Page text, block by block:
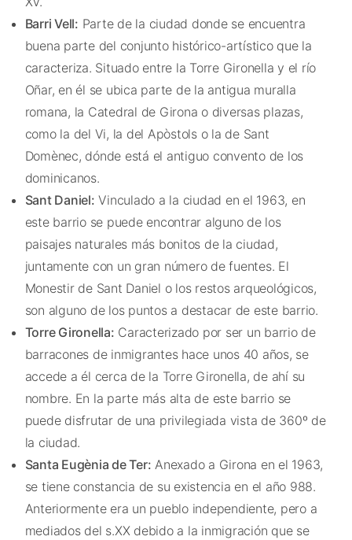
Barri Vell: Parte de la ciudad donde se encuentra
buena parte del conjunto histórico-artístico que la
caracteriza. Situado entre la Torre Gironella y el río
Oñar, en él se ubica parte de la antigua muralla
romana, la Catedral de Girona o diversas plazas,
como la del Vi, la del Apòstols o la de Sant
Domènec, dónde está el antiguo convento de los
dominicanos.
Sant Daniel: Vinculado a la ciudad en el 1963, en
este barrio se puede encontrar alguno de los
paisajes naturales más bonitos de la ciudad,
juntamente con un gran número de fuentes. El
Monestir de Sant Daniel o los restos arqueológicos,
son alguno de los puntos a destacar de este barrio.
Torre Gironella: Caracterizado por ser un barrio de
barracones de inmigrantes hace unos 40 años, se
accede a él cerca de la Torre Gironella, de ahí su
nombre. En la parte más alta de este barrio se
puede disfrutar de una privilegiada vista de 360º de
la ciudad.
Santa Eugènia de Ter: Anexado a Girona en el 1963,
se tiene constancia de su existencia en el año 988.
Anteriormente era un pueblo independiente, pero a
mediados del s.XX debido a la inmigración que se